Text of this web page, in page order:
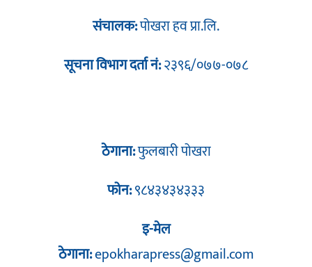
संचालक:पोखरा हव प्रा.लि.
सूचना विभाग दर्ता नं:२३९६/०७७-०७८
ठेगाना:फुलबारी पोखरा
फोन:९८४३४३४३३३
इ-मेल
ठेगाना:epokharapress@gmail.com